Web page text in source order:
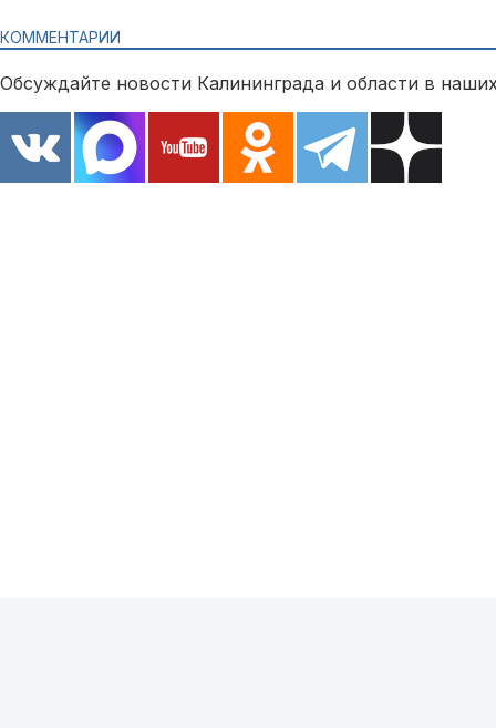
КОММЕНТАРИИ
Обсуждайте новости Калининграда и области в